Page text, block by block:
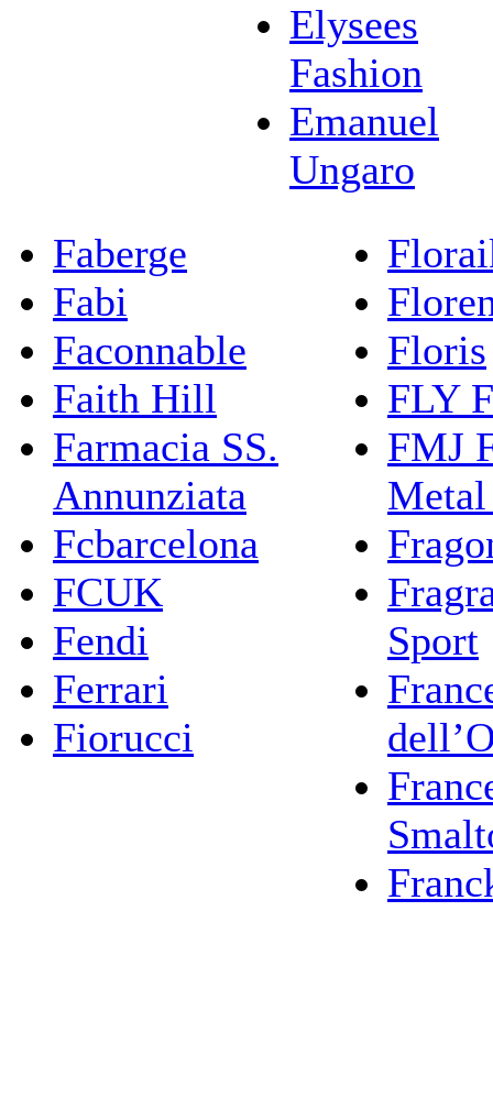
Elysees
Fashion
Emanuel
Ungaro
Faberge
Fabi
Faconnable
Faith Hill
Farmacia SS.
Annunziata
Fcbarcelona
FCUK
Fendi
Ferrari
Fiorucci
Floris
FLY
FMJ
Metal
Sport